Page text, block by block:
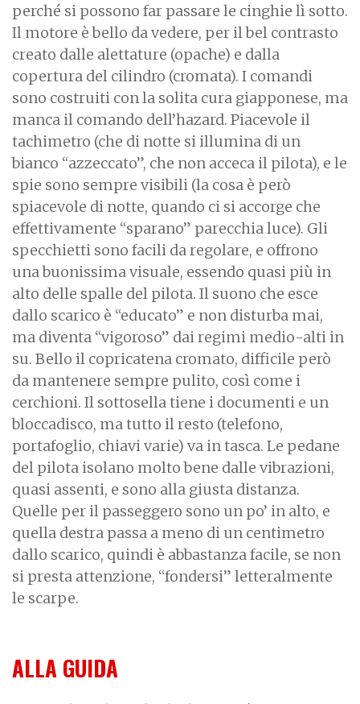
perché si possono far passare le cinghie lì sotto.
Il motore è bello da vedere, per il bel contrasto
creato dalle alettature (opache) e dalla
copertura del cilindro (cromata). I comandi
sono costruiti con la solita cura giapponese, ma
manca il comando dell’hazard. Piacevole il
tachimetro (che di notte si illumina di un
bianco “azzeccato”, che non acceca il pilota), e le
spie sono sempre visibili (la cosa è però
spiacevole di notte, quando ci si accorge che
effettivamente “sparano” parecchia luce). Gli
specchietti sono facili da regolare, e offrono
una buonissima visuale, essendo quasi più in
alto delle spalle del pilota. Il suono che esce
dallo scarico è “educato” e non disturba mai,
ma diventa “vigoroso” dai regimi medio-alti in
su. Bello il copricatena cromato, difficile però
da mantenere sempre pulito, così come i
cerchioni. Il sottosella tiene i documenti e un
bloccadisco, ma tutto il resto (telefono,
portafoglio, chiavi varie) va in tasca. Le pedane
del pilota isolano molto bene dalle vibrazioni,
quasi assenti, e sono alla giusta distanza.
Quelle per il passeggero sono un po’ in alto, e
quella destra passa a meno di un centimetro
dallo scarico, quindi è abbastanza facile, se non
si presta attenzione, “fondersi” letteralmente
le scarpe.
ALLA GUIDA